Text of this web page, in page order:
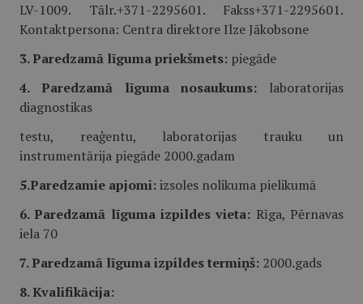
LV-1009. Tālr.+371-2295601. Fakss+371-2295601.
Kontaktpersona: Centra direktore Ilze Jākobsone
3. Paredzamā līguma priekšmets: piegāde
4. Paredzamā līguma nosaukums: laboratorijas
diagnostikas
testu, reaģentu, laboratorijas trauku un
instrumentārija piegāde 2000.gadam
5.Paredzamie apjomi:izsoles nolikuma pielikumā
6. Paredzamā līguma izpildes vieta: Rīga, Pērnavas
iela 70
7. Paredzamā līguma izpildes termiņš: 2000.gads
8. Kvalifikācija: